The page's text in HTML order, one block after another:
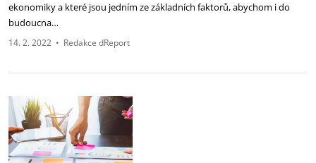
ekonomiky a které jsou jedním ze základních faktorů, abychom i do
budoucna…
14. 2. 2022 • Redakce dReport